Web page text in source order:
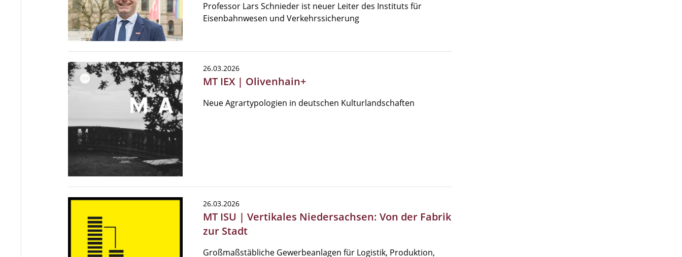
Professor Lars Schnieder ist neuer Leiter des Instituts für
Eisenbahnwesen und Verkehrssicherung
26.03.2026
MT IEX | Olivenhain+
Neue Agrartypologien in deutschen Kulturlandschaften
26.03.2026
MT ISU | Vertikales Niedersachsen: Von der Fabrik
zur Stadt
Großmaßstäbliche Gewerbeanlagen für Logistik, Produktion,